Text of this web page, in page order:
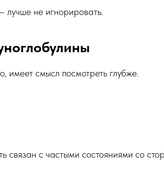
лучше не игнорировать.
имеет смысл посмотреть глубже.
связан с частыми состояниями со